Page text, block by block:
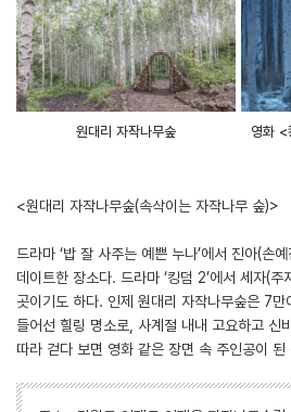
원대리 자작나무숲
영화
<원대리 자작나무숲(속삭이는 자작나무 숲)>
드라마 ‘밥 잘 사주는 예쁜 누나’에서 진아(손
데이트한 장소다. 드라마 ‘킹덤 2’에서 세자(
곳이기도 하다. 인제 원대리 자작나무숲은 7만
들어선 힐링 명소로, 사계절 내내 고요하고 신
따라 걷다 보면 영화 같은 장면 속 주인공이